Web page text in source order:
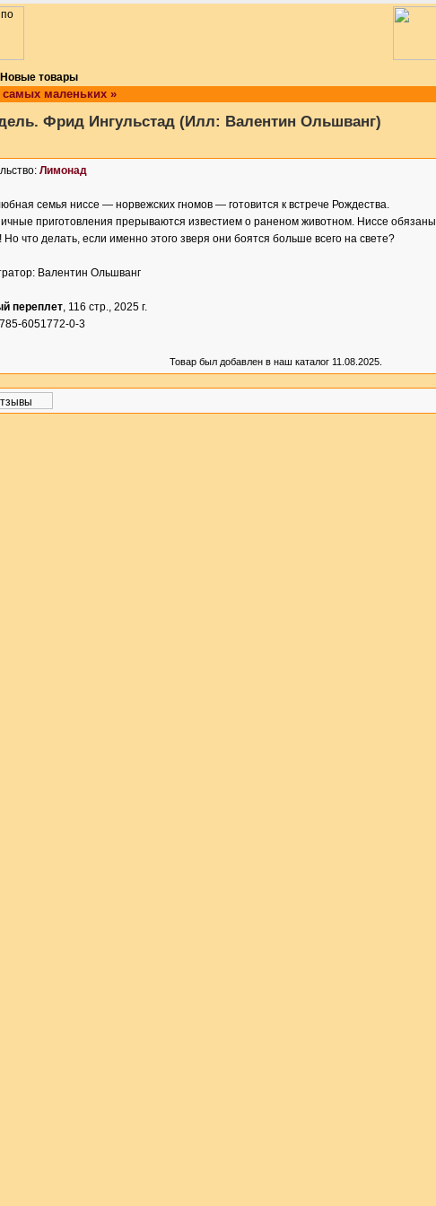
Новые товары
маленьких »
Фрид Ингульстад (Илл: Валентин Ольшванг)
Лимонад
семья ниссе — норвежских гномов — готовится к встрече Рождества.
приготовления прерываются известием о раненом животном. Ниссе обязаны
Но что делать, если именно этого зверя они боятся больше всего на свете?
Валентин Ольшванг
переплет, 116 стр., 2025 г.
6051772-0-3
Товар был добавлен в наш каталог 11.08.2025.